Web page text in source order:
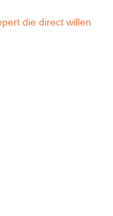
die direct willen